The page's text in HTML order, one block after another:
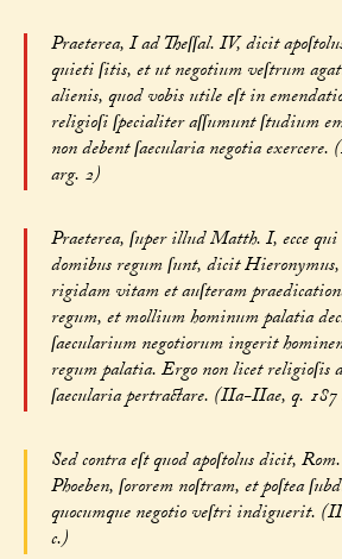
Praeterea, I ad Theſſal. IV, dicit
quieti ſitis, et ut negotium veſtrum
alienis, quod vobis utile eſt in
religioſi ſpecialiter aſſumunt ſtudium
non debent ſaecularia negotia
arg. 2)
Praeterea, ſuper illud Matth. I, ecce
domibus regum ſunt, dicit Hieronymus,
rigidam vitam et auſteram
regum, et mollium hominum palatia
ſaecularium negotiorum ingerit
regum palatia. Ergo non licet religioſis
ſaecularia pertractare. (IIa-IIae, q.
Sed contra eſt quod apoſtolus dicit,
Phoeben, ſororem noſtram, et poſtea
quocumque negotio veſtri indiguerit.
c.)